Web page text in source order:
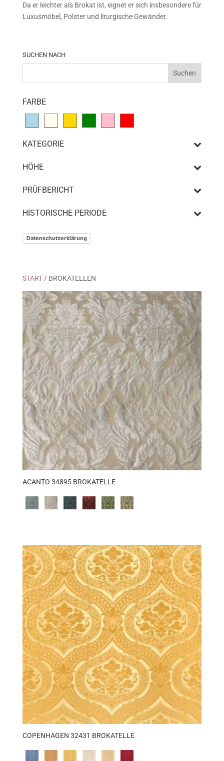
Da er leichter als Brokat ist, eignet er sich insbesondere für
Luxusmöbel, Polster und liturgische Gewänder.
START/ BROKATELLEN
ACANTO 34895 BROKATELLE
COPENHAGEN 32431 BROKATELLE
SUCHEN NACH
FARBE
KATEGORIE
HÖHE
PRÜFBERICHT
HISTORISCHE PERIODE
Datenschutzerklärung